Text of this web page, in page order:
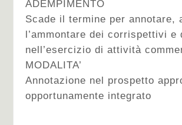
ADEMPIMENTO
Scade il termine per annotare,
l’ammontare dei corrispettivi
nell’esercizio di attività
MODALITA’
Annotazione nel prospetto
opportunamente integrato